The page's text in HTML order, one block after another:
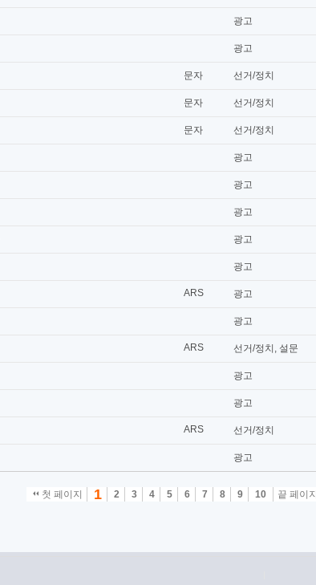
광고
광고
문자 선거/정치
문자 선거/정치
문자 선거/정치
광고
광고
광고
광고
광고
ARS 광고
광고
ARS 선거/정치, 설문
광고
광고
ARS 선거/정치
광고
첫 페이지 1 2 3 4 5 6 7 8 9 10 끝 페이지